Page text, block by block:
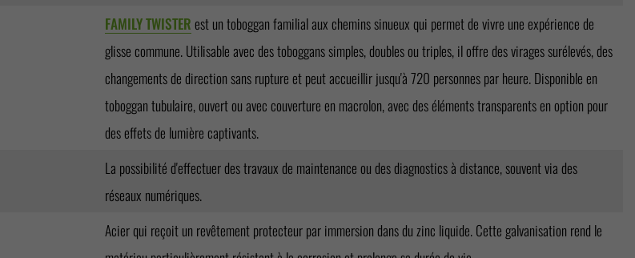
FAMILY TWISTER est un toboggan familial aux chemins sinueux qui permet de vivre une expérience de
glisse commune. Utilisable avec des toboggans simples, doubles ou triples, il offre des virages surélevés, des
changements de direction sans rupture et peut accueillir jusqu'à 720 personnes par heure. Disponible en
toboggan tubulaire, ouvert ou avec couverture en macrolon, avec des éléments transparents en option pour
des effets de lumière captivants.
La possibilité d'effectuer des travaux de maintenance ou des diagnostics à distance, souvent via des
réseaux numériques.
Acier qui reçoit un revêtement protecteur par immersion dans du zinc liquide. Cette galvanisation rend le